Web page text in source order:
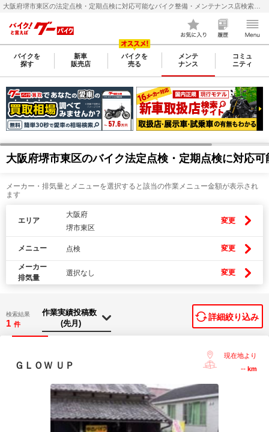
バイクを
探す
新車
販売店
バイクを
売る
メンテ
ナンス
コミュ
ニティ
大阪府堺市東区のバイク法定点検・定期点検に対応
メーカー・排気量とメニューを選択すると該当の作業メニュー金額が表示され
ます
エリア
大阪府
堺市東区
変更
メニュー 点検 変更
メーカー
排気量
選択なし 変更
検索結果
1 件
詳細絞り込み
ＧＬＯＷ ＵＰ
現在地より
-- km